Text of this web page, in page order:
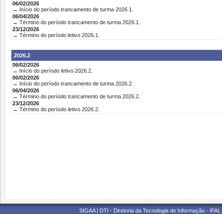
06/02/2026
→ Início do período trancamento de turma 2026.1.
06/04/2026
→ Término do período trancamento de turma 2026.1.
23/12/2026
→ Término do período letivo 2026.1.
2026.2
06/02/2026
→ Início do período letivo 2026.2.
06/02/2026
→ Início do período trancamento de turma 2026.2.
06/04/2026
→ Término do período trancamento de turma 2026.2.
23/12/2026
→ Término do período letivo 2026.2.
SIGAA | DTI - Diretoria da Tecnologia de Informação -